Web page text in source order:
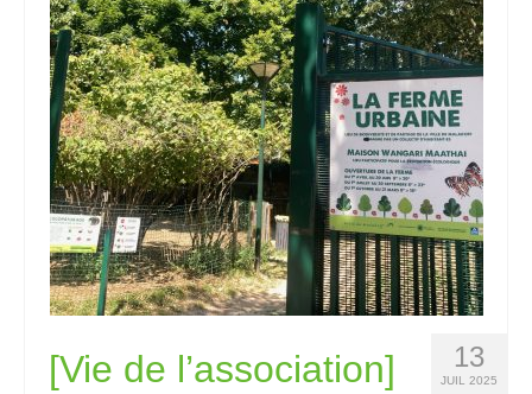
13
JUIL 2025
[Vie de l’association]